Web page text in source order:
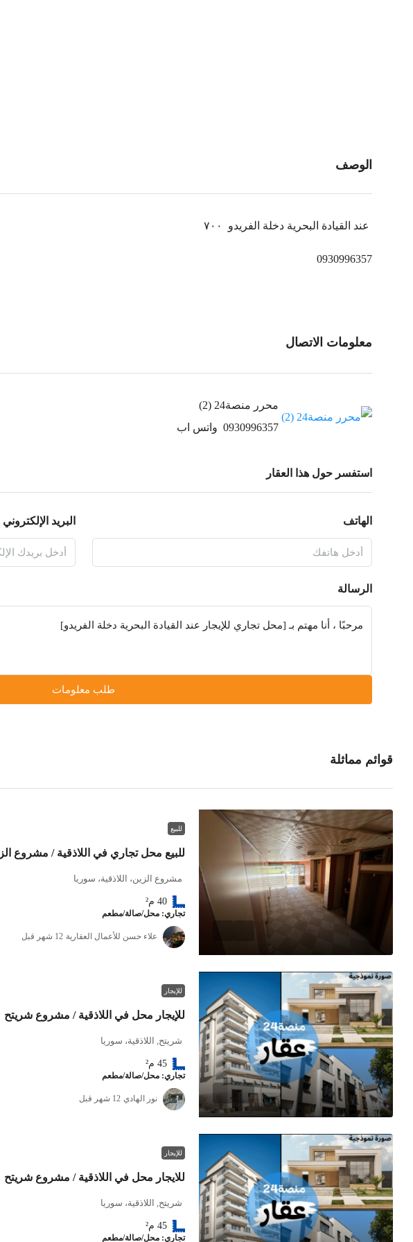
الوصف
عند القيادة البحرية دخلة الفريدو ٧٠٠
0930996357
معلومات الاتصال
محرر منصة24 (2)
0930996357 واتس اب
استفسر حول هذا العقار
الهاتف البريد الإلكتروني
الرسالة
طلب معلومات
قوائم مماثلة
للبيع
للبيع محل تجاري في اللاذقية / مشروع
مشروع الزين، اللاذقية، سوريا
40 م²
تجاري: محل/صالة/مطعم
علاء حسن للأعمال العقارية
للإيجار
للإيجار محل في اللاذقية / مشروع شريتح
شريتح, اللاذقية، سوريا
45 م²
تجاري: محل/صالة/مطعم
نور الهادي
للإيجار
للايجار محل في اللاذقية / مشروع شريتح
شريتح, اللاذقية، سوريا
45 م²
تجاري: محل/صالة/مطعم